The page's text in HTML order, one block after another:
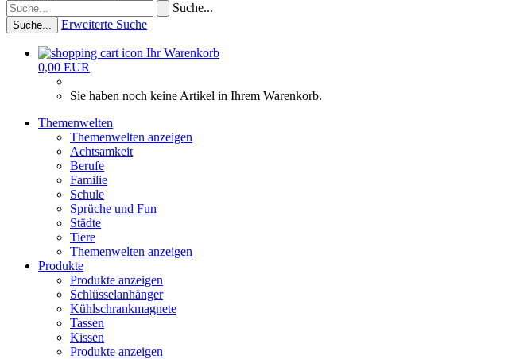
Suche...
Suche... Erweiterte Suche
Ihr Warenkorb
0,00 EUR
Sie haben noch keine Artikel in Ihrem Warenkorb.
Themenwelten
Themenwelten anzeigen
Achtsamkeit
Berufe
Familie
Schule
Sprüche und Fun
Städte
Tiere
Themenwelten anzeigen
Produkte
Produkte anzeigen
Schlüsselanhänger
Kühlschrankmagnete
Tassen
Kissen
Produkte anzeigen